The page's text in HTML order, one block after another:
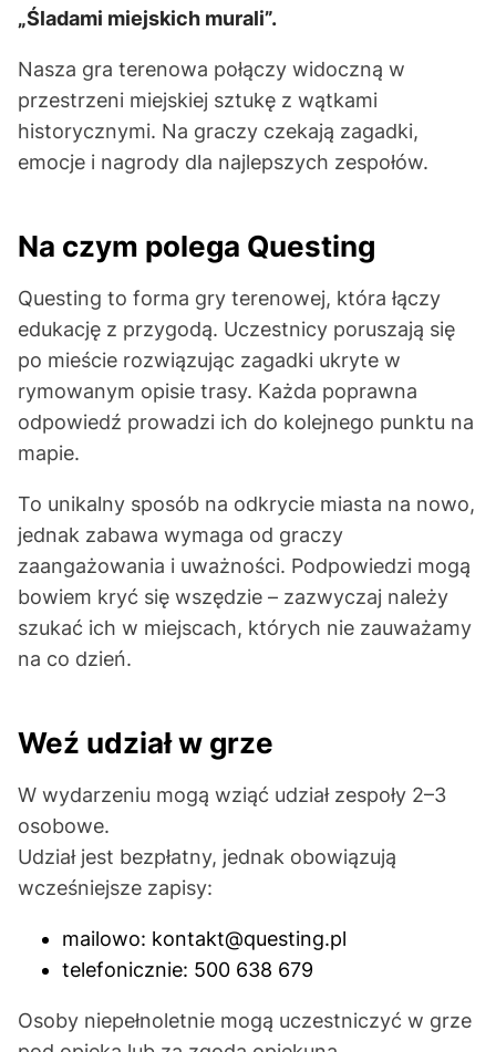
„Śladami miejskich murali”.
Nasza gra terenowa połączy widoczną w
przestrzeni miejskiej sztukę z wątkami
historycznymi. Na graczy czekają zagadki,
emocje i nagrody dla najlepszych zespołów.
Na czym polega Questing
Questing to forma gry terenowej, która łączy
edukację z przygodą. Uczestnicy poruszają się
po mieście rozwiązując zagadki ukryte w
rymowanym opisie trasy. Każda poprawna
odpowiedź prowadzi ich do kolejnego punktu na
mapie.
To unikalny sposób na odkrycie miasta na nowo,
jednak zabawa wymaga od graczy
zaangażowania i uważności. Podpowiedzi mogą
bowiem kryć się wszędzie – zazwyczaj należy
szukać ich w miejscach, których nie zauważamy
na co dzień.
Weź udział w grze
W wydarzeniu mogą wziąć udział zespoły 2–3
osobowe.
Udział jest bezpłatny, jednak obowiązują
wcześniejsze zapisy:
mailowo: kontakt@questing.pl
telefonicznie: 500 638 679
Osoby niepełnoletnie mogą uczestniczyć w grze